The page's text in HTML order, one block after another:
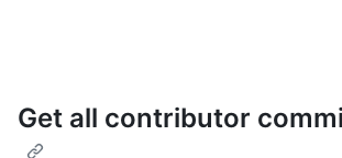
Get all contributor